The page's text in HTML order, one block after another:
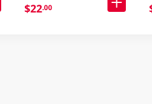
$22.00